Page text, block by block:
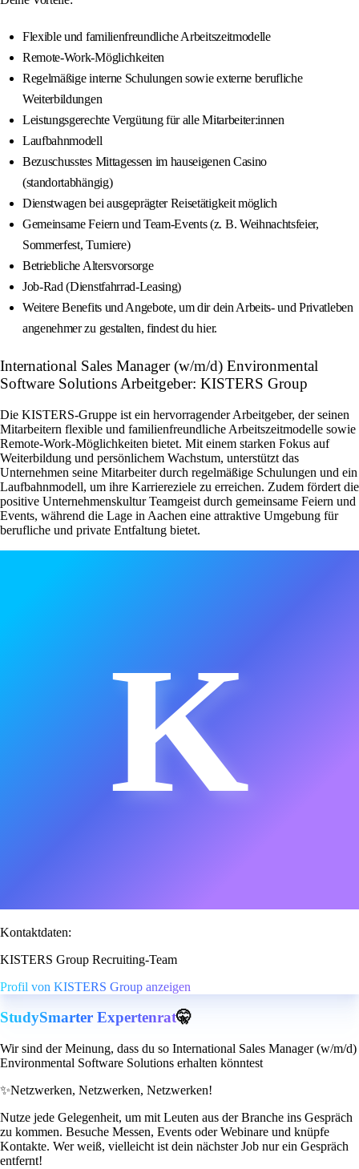
Flexible und familienfreundliche Arbeitszeitmodelle
Remote-Work-Möglichkeiten
Regelmäßige interne Schulungen sowie externe berufliche
Weiterbildungen
Leistungsgerechte Vergütung für alle Mitarbeiter:innen
Laufbahnmodell
Bezuschusstes Mittagessen im hauseigenen Casino
(standortabhängig)
Dienstwagen bei ausgeprägter Reisetätigkeit möglich
Gemeinsame Feiern und Team-Events (z. B. Weihnachtsfeier,
Sommerfest, Turniere)
Betriebliche Altersvorsorge
Job-Rad (Dienstfahrrad-Leasing)
Weitere Benefits und Angebote, um dir dein Arbeits- und Privatleben
angenehmer zu gestalten, findest du hier.
International Sales Manager (w/m/d) Environmental
Software Solutions Arbeitgeber: KISTERS Group
Die KISTERS-Gruppe ist ein hervorragender Arbeitgeber, der seinen
Mitarbeitern flexible und familienfreundliche Arbeitszeitmodelle sowie
Remote-Work-Möglichkeiten bietet. Mit einem starken Fokus auf
Weiterbildung und persönlichem Wachstum, unterstützt das
Unternehmen seine Mitarbeiter durch regelmäßige Schulungen und ein
Laufbahnmodell, um ihre Karriereziele zu erreichen. Zudem fördert die
positive Unternehmenskultur Teamgeist durch gemeinsame Feiern und
Events, während die Lage in Aachen eine attraktive Umgebung für
berufliche und private Entfaltung bietet.
K
Kontaktdaten:
KISTERS Group Recruiting-Team
Profil von KISTERS Group anzeigen
StudySmarter Expertenrat🤫
Wir sind der Meinung, dass du so International Sales Manager (w/m/d)
Environmental Software Solutions erhalten könntest
✨Netzwerken, Netzwerken, Netzwerken!
Nutze jede Gelegenheit, um mit Leuten aus der Branche ins Gespräch
zu kommen. Besuche Messen, Events oder Webinare und knüpfe
Kontakte. Wer weiß, vielleicht ist dein nächster Job nur ein Gespräch
entfernt!